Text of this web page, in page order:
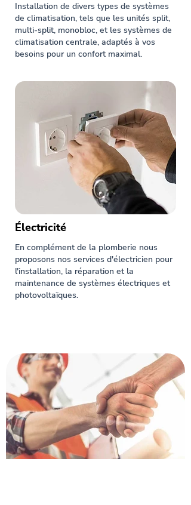
Installation de divers types de systèmes
de climatisation, tels que les unités split,
multi-split, monobloc, et les systèmes de
climatisation centrale, adaptés à vos
besoins pour un confort maximal.
Électricité
En complément de la plomberie nous
proposons nos services d'électricien pour
l'installation, la réparation et la
maintenance de systèmes électriques et
photovoltaïques.